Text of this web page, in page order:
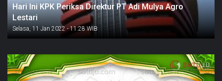
Hari Ini KPK Periksa Direktur PT Adi Mulya Agro
Lestari
Selasa, 11 Jan 2022 - 11:28 WIB